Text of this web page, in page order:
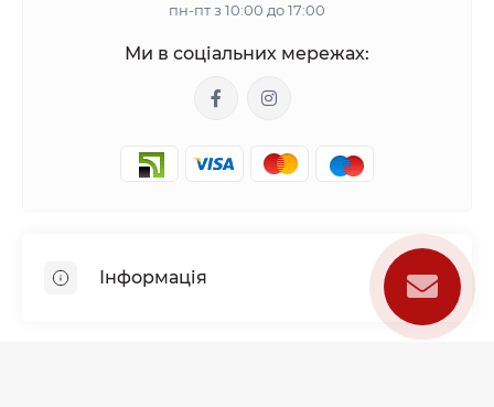
пн-пт з 10:00 до 17:00
Ми в соціальних мережах:
Інформація